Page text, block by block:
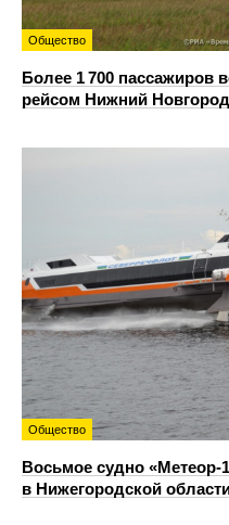
Общество
Более 1 700 пассажиров
рейсом Нижний
Общество
Восьмое судно «Метеор-
в Нижегородской